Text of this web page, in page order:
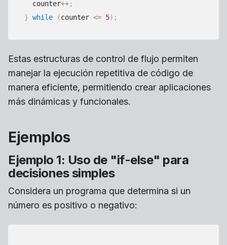
  counter
++;
} while (counter <= 5) ;
Estas estructuras de control de flujo permiten
manejar la ejecución repetitiva de código de
manera eficiente, permitiendo crear aplicaciones
más dinámicas y funcionales.
Ejemplos
Ejemplo 1: Uso de "if-else" para
decisiones simples
Considera un programa que determina si un
número es positivo o negativo: